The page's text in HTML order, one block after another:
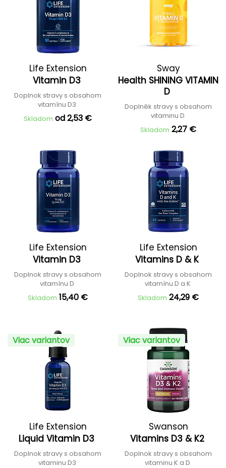
Life Extension
Vitamin D3
Doplnok stravy s obsahom
vitamínu D3
Skladom od 2,53 €
Sway
Health SHINING VITAMIN
D
Doplněk stravy s obsahom
vitaminu D
Skladom 2,27 €
Life Extension
Vitamin D3
Doplnok stravy s obsahom
vitamínu D
Skladom 15,40 €
Life Extension
Vitamins D & K
Doplnok stravy s obsahom
vitamínu D a K
Skladom 24,29 €
Viac variantov
Life Extension
Liquid Vitamin D3
Doplnok stravy s obsahom
vitaminu D3
Viac variantov
Swanson
Vitamins D3 & K2
Doplnok stravy s obsahom
vitaminu K a D